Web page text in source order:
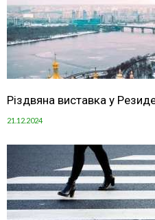
Різдвяна виставка у
21.12.2024